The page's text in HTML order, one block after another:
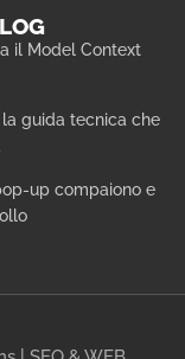
il Model Context
guida tecnica che
up compaiono e